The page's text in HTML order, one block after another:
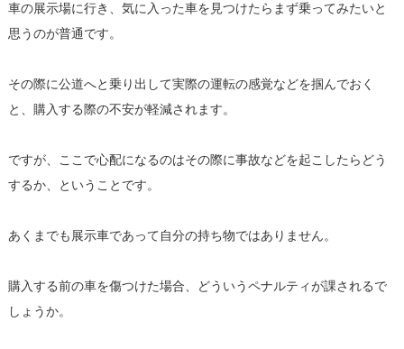
車の展示場に行き、気に入った車を見つけたらまず乗ってみたいと
思うのが普通です。
その際に公道へと乗り出して実際の運転の感覚などを掴んでおく
と、購入する際の不安が軽減されます。
ですが、ここで心配になるのはその際に事故などを起こしたらどう
するか、ということです。
あくまでも展示車であって自分の持ち物ではありません。
購入する前の車を傷つけた場合、どういうペナルティが課されるで
しょうか。